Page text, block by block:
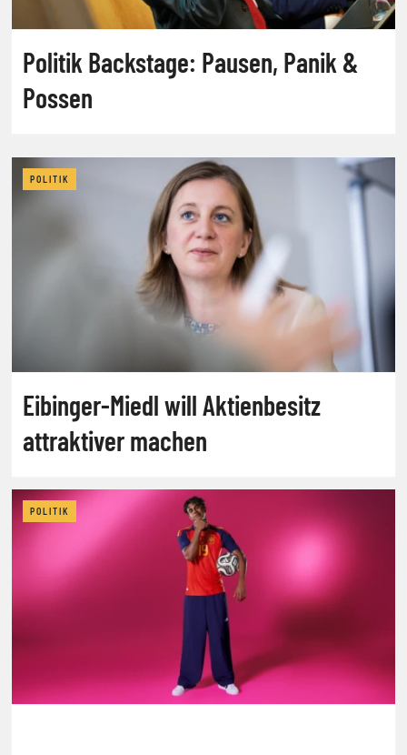
Politik Backstage: Pausen, Panik &
Possen
POLITIK
Eibinger-Miedl will Aktienbesitz
attraktiver machen
POLITIK